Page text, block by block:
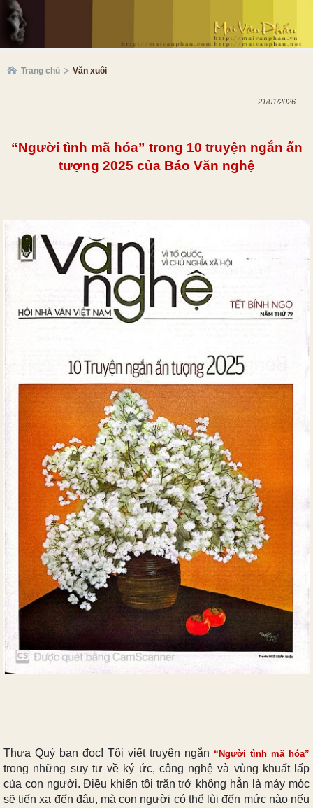
Trang chủ Văn xuôi
21/01/2026
“Người tình mã hóa” trong 10 truyện ngắn ấn
tượng 2025 của Báo Văn nghệ
Thưa Quý bạn đọc! Tôi viết truyện ngắn “Người tình mã hóa”
trong những suy tư về ký ức, công nghệ và vùng khuất lấp
của con người. Điều khiến tôi trăn trở không hẳn là máy móc
sẽ tiến xa đến đâu, mà con người có thể lùi đến mức nào nếu